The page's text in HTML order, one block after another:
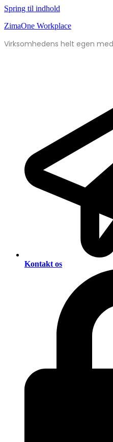
Spring til indhold
ZimaOne Workplace
Virksomhedens helt egen
Kontakt os